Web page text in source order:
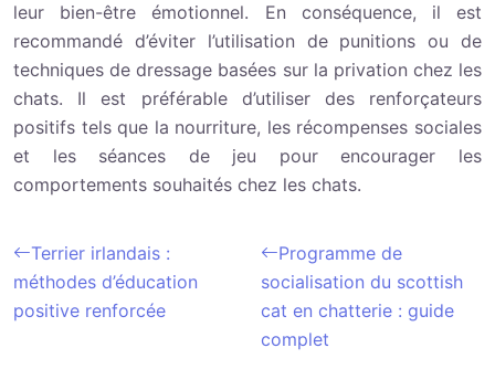
leur bien-être émotionnel. En conséquence, il est
recommandé d’éviter l’utilisation de punitions ou de
techniques de dressage basées sur la privation chez les
chats. Il est préférable d’utiliser des renforçateurs
positifs tels que la nourriture, les récompenses sociales
et les séances de jeu pour encourager les
comportements souhaités chez les chats.
Terrier irlandais :
méthodes d’éducation
positive renforcée
Programme de
socialisation du scottish
cat en chatterie : guide
complet